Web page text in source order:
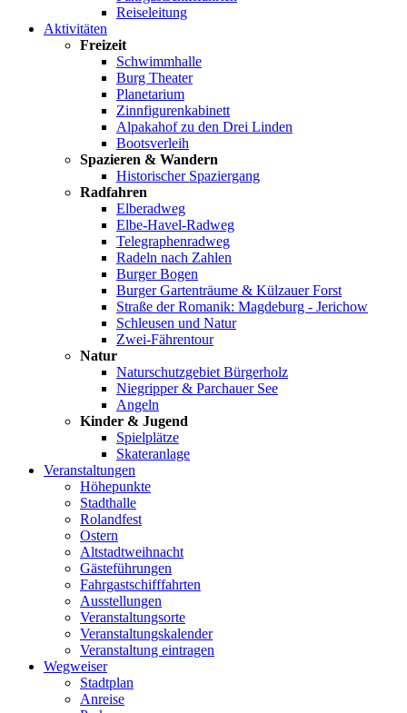
Reiseleitung
Aktivitäten
Freizeit
Schwimmhalle
Burg Theater
Planetarium
Zinnfigurenkabinett
Alpakahof zu den Drei Linden
Bootsverleih
Spazieren & Wandern
Historischer Spaziergang
Radfahren
Elberadweg
Elbe-Havel-Radweg
Telegraphenradweg
Radeln nach Zahlen
Burger Bogen
Burger Gartenträume & Külzauer Forst
Straße der Romanik: Magdeburg - Jerichow
Schleusen und Natur
Zwei-Fährentour
Natur
Naturschutzgebiet Bürgerholz
Niegripper & Parchauer See
Angeln
Kinder & Jugend
Spielplätze
Skateranlage
Veranstaltungen
Höhepunkte
Stadthalle
Rolandfest
Ostern
Altstadtweihnacht
Gästeführungen
Fahrgastschifffahrten
Ausstellungen
Veranstaltungsorte
Veranstaltungskalender
Veranstaltung eintragen
Wegweiser
Stadtplan
Anreise